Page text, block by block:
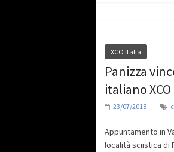
XCO Italia
Panizza
italiano XCO
23/07/2018
Appuntamento in
località sciistica di